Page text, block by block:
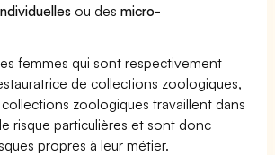
ou desmicro-
femmes qui sont respectivement
de collections zoologiques,
zoologiques travaillent dans
risque particulières et sont donc
propres à leur métier.